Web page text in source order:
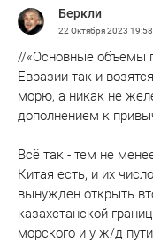
Беркли
22 Октября 2023 19:58
//«Основные объемы
Евразии так и
морю, а никак не
дополнением к
Всё так - тем не
Китая есть, и их
вынужден открыть
казахстанской
морского и у ж/д